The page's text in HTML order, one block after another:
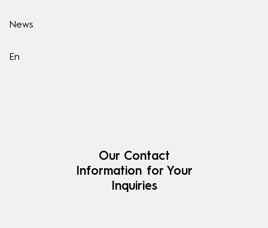
News
En
Our Contact
Information for Your
Inquiries